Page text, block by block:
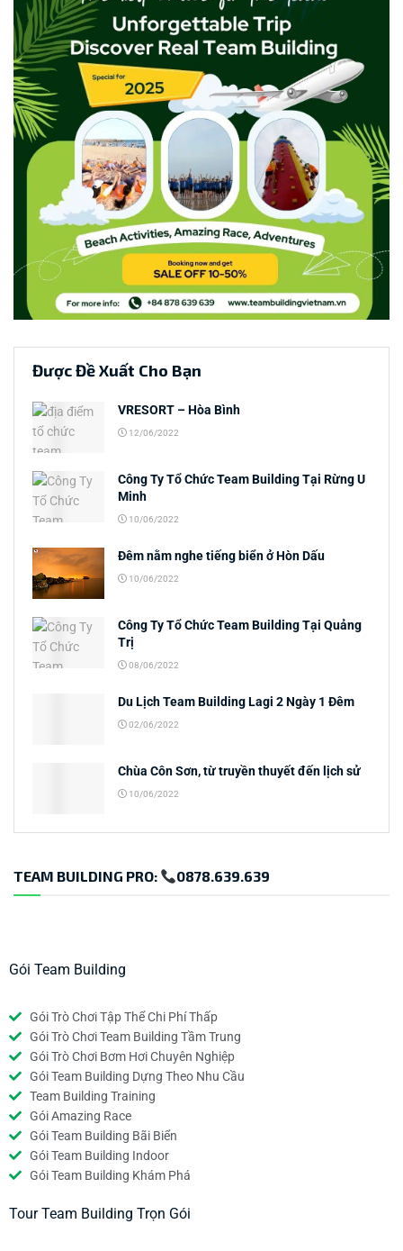
Được Đề Xuất Cho Bạn
VRESORT – Hòa Bình
12/06/2022
Công Ty Tổ Chức Team Building Tại Rừng U
Minh
10/06/2022
Đêm nằm nghe tiếng biển ở Hòn Dấu
10/06/2022
Công Ty Tổ Chức Team Building Tại Quảng
Trị
08/06/2022
Du Lịch Team Building Lagi 2 Ngày 1 Đêm
02/06/2022
Chùa Côn Sơn, từ truyền thuyết đến lịch sử
10/06/2022
TEAM BUILDING PRO: 0878.639.639
Gói Team Building
Gói Trò Chơi Tập Thể Chi Phí Thấp
Gói Trò Chơi Team Building Tầm Trung
Gói Trò Chơi Bơm Hơi Chuyên Nghiệp
Gói Team Building Dựng Theo Nhu Cầu
Team Building Training
Gói Amazing Race
Gói Team Building Bãi Biển
Gói Team Building Indoor
Gói Team Building Khám Phá
Tour Team Building Trọn Gói